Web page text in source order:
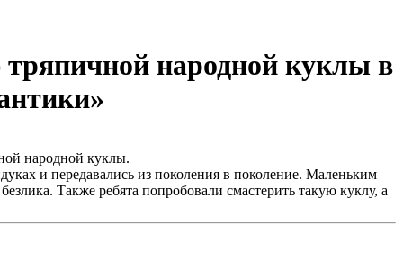
тряпичной народной куклы в
народной куклы.
и передавались из поколения в поколение. Маленьким
Также ребята попробовали смастерить такую куклу, а